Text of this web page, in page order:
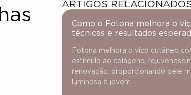
ARTIGOS
Como o Fotona melhora o
técnicas e resultados
Fotona melhora o viço cutâneo
estímulo ao colágeno,
renovação, proporcionando pele
luminosa e jovem.